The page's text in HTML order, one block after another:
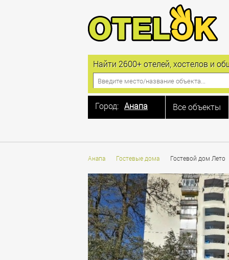
Город: Анапа
Анапа
Астрахань
Балашиха
Барнаул
Белгород
Благовещенская
Брянск
Видное
Владивосток
Все объекты
Найти 2600+ отелей, хостелов и
Анапа Гостевые дома Гостевой дом Лето